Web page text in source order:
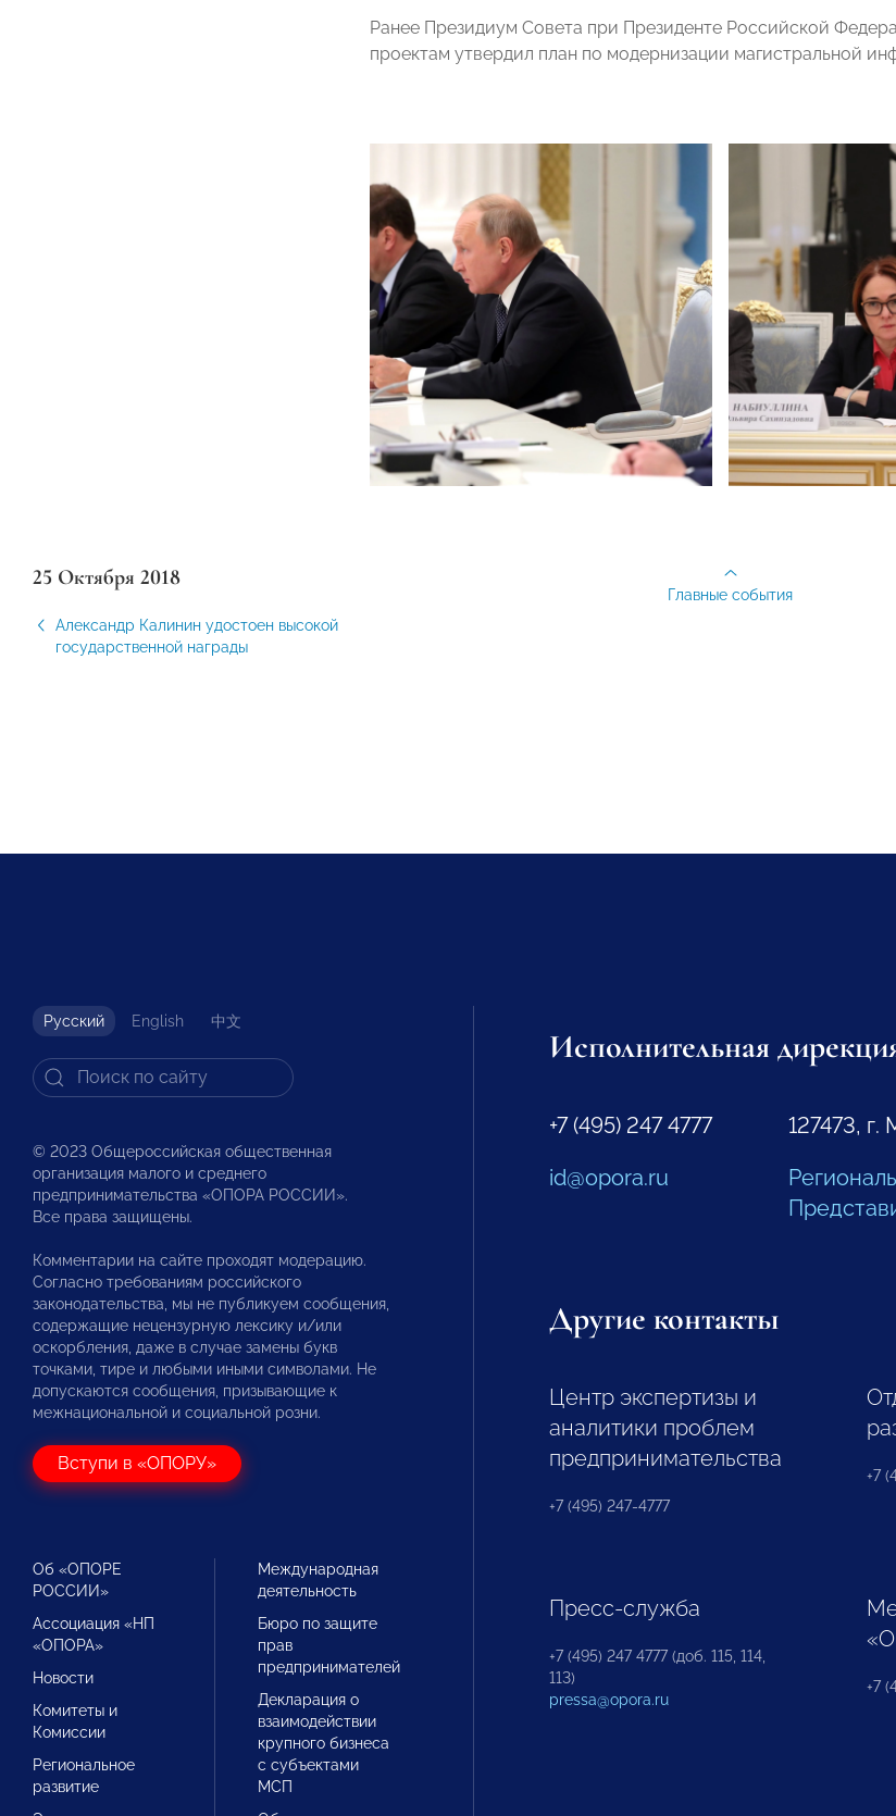
Ранее Президиум Совета при Президенте Российской
проектам утвердил план по модернизации магистральной
25 Октября 2018
Александр Калинин удостоен высокой
государственной награды
Главные события
Русский English 中文
© 2023 Общероссийская общественная
организация малого и среднего
предпринимательства «ОПОРА РОССИИ».
Все права защищены.
Комментарии на сайте проходят модерацию.
Согласно требованиям российского
законодательства, мы не публикуем сообщения,
содержащие нецензурную лексику и/или
оскорбления, даже в случае замены букв
точками, тире и любыми иными символами. Не
допускаются сообщения, призывающие к
межнациональной и социальной розни.
Вступи в «ОПОРУ»
Об «ОПОРЕ
РОССИИ»
Ассоциация «НП
«ОПОРА»
Новости
Комитеты и
Комиссии
Региональное
развитие
Международная
деятельность
Бюро по защите
прав
предпринимателей
Декларация о
взаимодействии
крупного бизнеса
с субъектами
МСП
Исполнительная
+7 (495) 247 4777
id@opora.ru
127473,
Другие контакты
Центр экспертизы и
аналитики проблем
предпринимательства
+7 (495) 247-4777
+7
Пресс-служба
+7 (495) 247 4777 (доб. 115, 114,
113)
pressa@opora.ru
+7